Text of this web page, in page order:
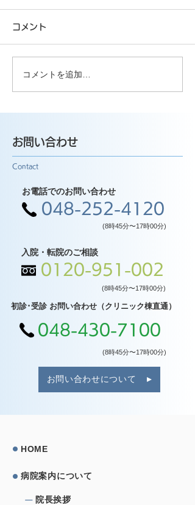
コメント
コメントを追加…
お問い合わせ
Contact
お電話でのお問い合わせ
048-252-4120
(8時45分〜17時00分)
入院・転院のご相談
0120-951-002
(8時45分〜17時00分)
初診･受診 お問い合わせ（クリニック棟直通）
048-430-7100
(8時45分〜17時00分)
お問い合わせについて
HOME
病院案内について
院⻑挨拶